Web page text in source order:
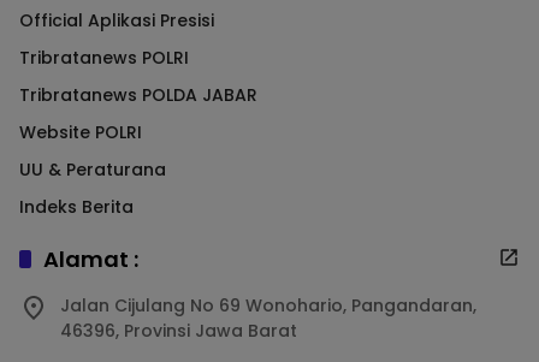
Official Aplikasi Presisi
Tribratanews POLRI
Tribratanews POLDA JABAR
Website POLRI
UU & Peraturana
Indeks Berita
Alamat :
Jalan Cijulang No 69 Wonohario, Pangandaran,
46396, Provinsi Jawa Barat